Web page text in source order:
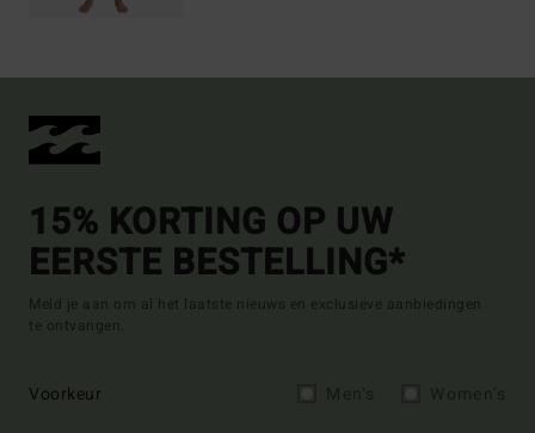
15% KORTING OP UW
EERSTE BESTELLING*
Meld je aan om al het laatste nieuws en exclusieve aanbiedingen
te ontvangen.
Voorkeur